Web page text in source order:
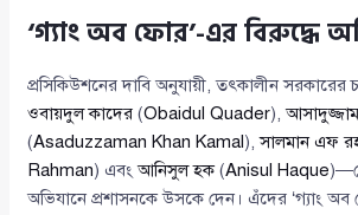
‘গ্যাং অব ফোর’-এর বিরুদ্ধে
প্রসিকিউশনের দাবি অনুযায়ী, তৎকালীন সরকারের
ওবায়দুল কাদের (Obaidul Quader),
(Asaduzzaman Khan Kamal),সালমান এফ
Rahman) এবংআনিসুল হক(Anisul Haque
অভিযানে প্রশাসনকে উসকে দেন। এঁদের ‘গ্যাং অব